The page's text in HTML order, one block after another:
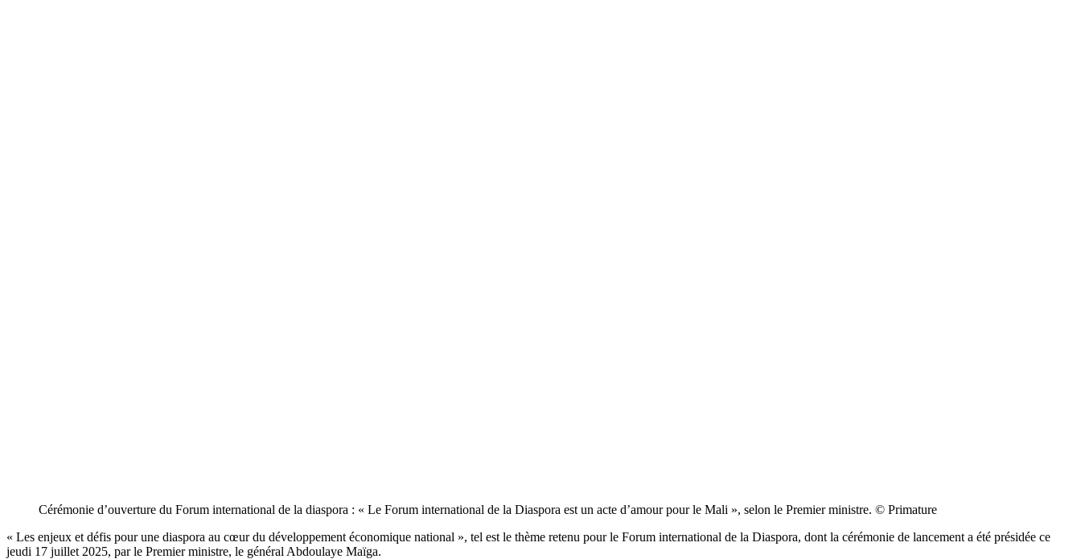
Cérémonie d’ouverture du Forum international de la diaspora : « Le Forum international de la Diaspora est un acte d’amour pour le Mali », selon le Premier ministre. © Primature
« Les enjeux et défis pour une diaspora au cœur du développement économique national », tel est le thème retenu pour le Forum international de la Diaspora, dont la cérémonie de lancement a été présidée ce
jeudi 17 juillet 2025, par le Premier ministre, le général Abdoulaye Maïga.